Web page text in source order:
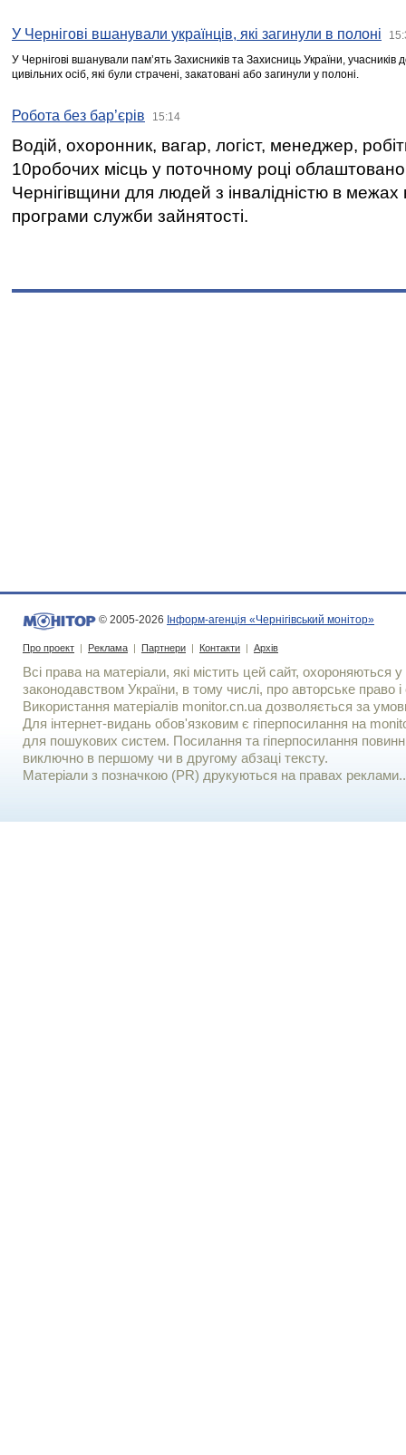
У Чернігові вшанували українців, які загинули в полоні
У Чернігові вшанували пам’ять Захисників та Захисниць України,
цивільних осіб, які були страчені, закатовані або загинули у полоні.
Робота без бар’єрів 15:14
Водій, охоронник, вагар, логіст, менеджер,
10робочих місць у поточному році
Чернігівщини для людей з інвалідністю в межах
програми служби зайнятості.
© 2005-2026 Інформ-агенція «Чернігівський монітор»
Про проект | Реклама | Партнери | Контакти | Архів
Всі права на матеріали, які містить цей сайт, охороняються у
законодавством України, в тому числі, про авторське право і
Використання матерiалiв monitor.cn.ua дозволяється за
Для iнтернет-видань обов'язковим є гiперпосилання на
для пошукових систем. Посилання та гіперпосилання
виключно в першому чи в другому абзаці тексту.
Матеріали з позначкою (PR) друкуються на правах реклами..